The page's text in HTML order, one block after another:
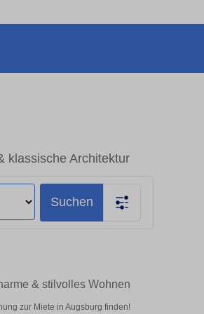
klassische Architektur
Suchen
& stilvolles Wohnen
zur Miete in Augsburg finden!